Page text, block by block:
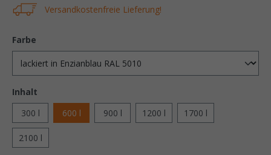
Versandkostenfreie Lieferung!
Farbe
Inhalt
300 l
600 l 900 l 1200 l 1700 l
2100 l